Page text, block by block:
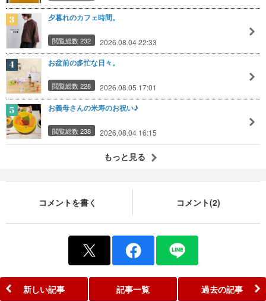
夕暮れのカフェ時間。
閲覧総数 232 2026.08.04 22:33
お盆前の多忙な日々。
閲覧総数 228 2026.08.05 17:01
お義母さんの米寿のお祝い♪
閲覧総数 238 2026.08.04 16:15
もっと見る
コメントを書く コメント(2)
新しい記事 記事一覧 過去の記事